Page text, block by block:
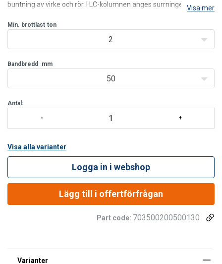
buntning av virke och rör. I LC-kolumnen anges surrningens
band.
Visa mer
Min. brottlast ton
2
Bandbredd mm
50
Antal:
Visa alla varianter
Logga in i webshop
Lägg till i offertförfrågan
Part code: 703500200500130